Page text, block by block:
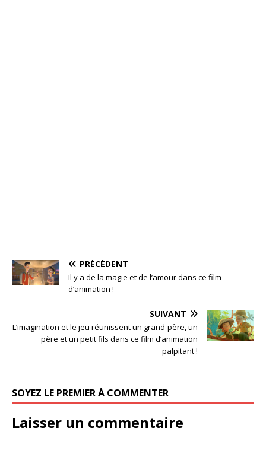
PRÉCÉDENT
Il y a de la magie et de l’amour dans ce film
d’animation !
SUIVANT
L’imagination et le jeu réunissent un grand-père, un
père et un petit fils dans ce film d’animation
palpitant !
SOYEZ LE PREMIER À COMMENTER
Laisser un commentaire